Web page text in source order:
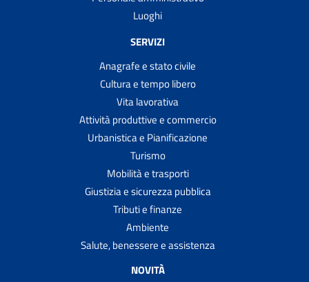
Luoghi
SERVIZI
Anagrafe e stato civile
Cultura e tempo libero
Vita lavorativa
Attività produttive e commercio
Urbanistica e Pianificazione
Turismo
Mobilità e trasporti
Giustizia e sicurezza pubblica
Tributi e finanze
Ambiente
Salute, benessere e assistenza
NOVITÀ